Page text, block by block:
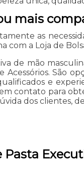
mais
as
com a Loja de
de mão
Acessórios. São
e
contato para
dos clientes,
Pasta